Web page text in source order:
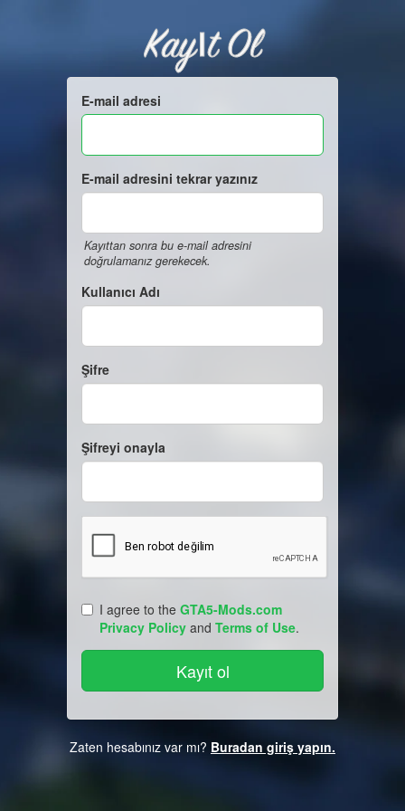
Kayıt Ol
E-mail adresi
E-mail adresini tekrar yazınız
Kayıttan sonra bu e-mail adresini
doğrulamanız gerekecek.
Kullanıcı Adı
Şifre
Şifreyi onayla
I agree to the GTA5-Mods.com
Privacy Policy and Terms of Use.
Zaten hesabınız var mı? Buradan giriş yapın.